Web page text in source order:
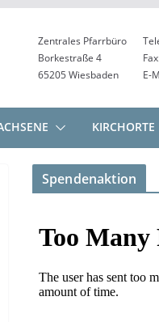
Zentrales Pfarrbüro
Borkestraße 4
65205 Wiesbaden
E-
KIRCHORTE
Spendenaktion